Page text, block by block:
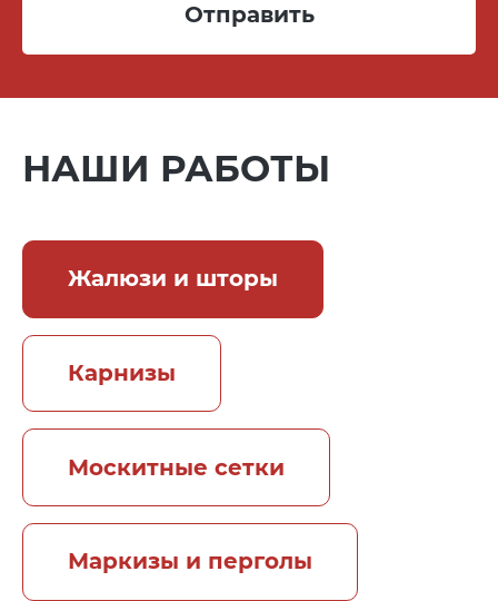
Отправить
НАШИ РАБОТЫ
Жалюзи и шторы
Карнизы
Москитные сетки
Маркизы и перголы